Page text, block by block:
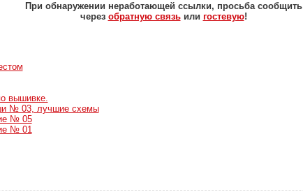
При обнаружении неработающей ссылки, просьба сообщить
через обратную связьили гостевую!
вышивке.
№ 03, лучшие схемы
№ 05
№ 01